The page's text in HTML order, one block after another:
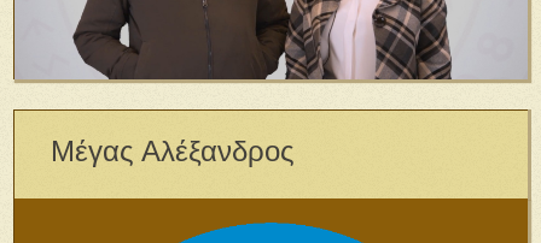
Μέγας Αλέξανδρος